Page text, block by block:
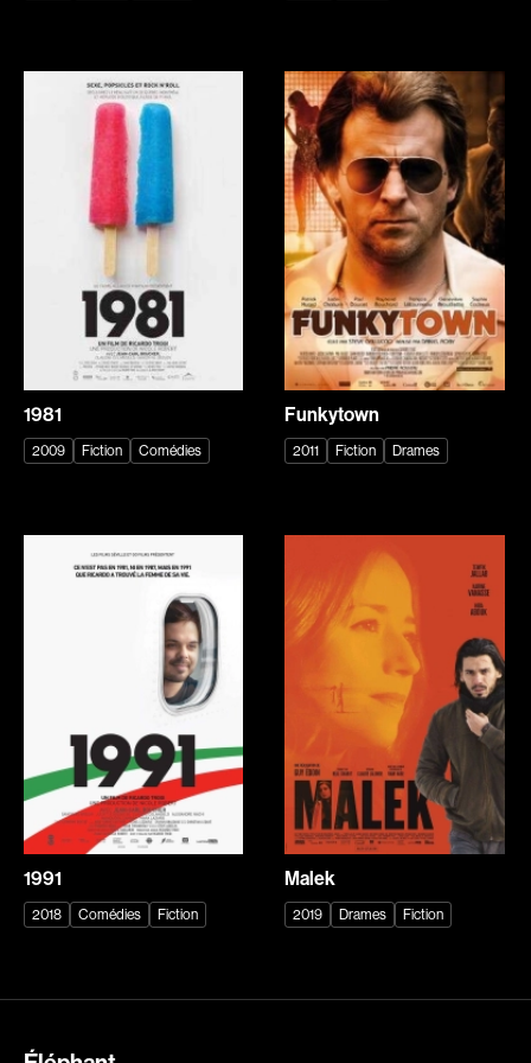
Blanc Annick
Blanchard André
Blatt Jeffrey
Blouin François
Bohdanowicz Sofia
Bohringer Richard
Boire Roger
Boisvert Simon
Bolduc Nicolas
Bolduc Mario
Bonello Bertrand
Bonmariage Manu
Bonnière René
Bonspille Boileau Sonia
Bordeleau Francis
Borsos Phillip
Bostan Elisabeta
Bouchard Miryam
Bouchard Guy
Bourdon Luc
Bourgault Martin
Bouvier François
Brassard André
Brault Michel
Brennan Jason
Briand Manon
Brie Claude
Brisson François
Broca Philippe de
Brodeur-Desrosiers Sandrine
Cabrera Dominique
Cadrin-Rossignol Iolande
Campeau Éric
Cantet Laurent
Carmody Don
1981
2009 Fiction Comédies
Funkytown
2011 Fiction Drames
1991
2018 Comédies Fiction
Malek
2019 Drames Fiction